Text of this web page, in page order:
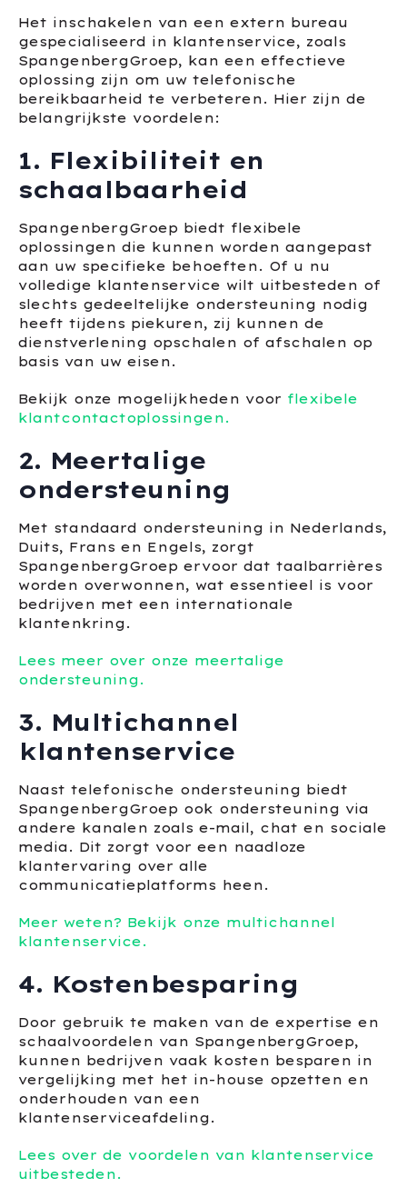
Het inschakelen van een extern bureau
gespecialiseerd in klantenservice, zoals
SpangenbergGroep, kan een effectieve
oplossing zijn om uw telefonische
bereikbaarheid te verbeteren. Hier zijn de
belangrijkste voordelen:
1. Flexibiliteit en
schaalbaarheid
SpangenbergGroep biedt flexibele
oplossingen die kunnen worden aangepast
aan uw specifieke behoeften. Of u nu
volledige klantenservice wilt uitbesteden of
slechts gedeeltelijke ondersteuning nodig
heeft tijdens piekuren, zij kunnen de
dienstverlening opschalen of afschalen op
basis van uw eisen.
Bekijk onze mogelijkheden voor flexibele
klantcontactoplossingen.
2. Meertalige
ondersteuning
Met standaard ondersteuning in Nederlands,
Duits, Frans en Engels, zorgt
SpangenbergGroep ervoor dat taalbarrières
worden overwonnen, wat essentieel is voor
bedrijven met een internationale
klantenkring.
Lees meer over onze meertalige
ondersteuning.
3. Multichannel
klantenservice
Naast telefonische ondersteuning biedt
SpangenbergGroep ook ondersteuning via
andere kanalen zoals e-mail, chat en sociale
media. Dit zorgt voor een naadloze
klantervaring over alle
communicatieplatforms heen.
Meer weten? Bekijk onze multichannel
klantenservice.
4. Kostenbesparing
Door gebruik te maken van de expertise en
schaalvoordelen van SpangenbergGroep,
kunnen bedrijven vaak kosten besparen in
vergelijking met het in-house opzetten en
onderhouden van een
klantenserviceafdeling.
Lees over de voordelen van klantenservice
uitbesteden.